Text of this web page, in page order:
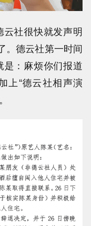
社很快就发声明
。德云社第一时间
：麻烦你们报道
上“德云社相声演